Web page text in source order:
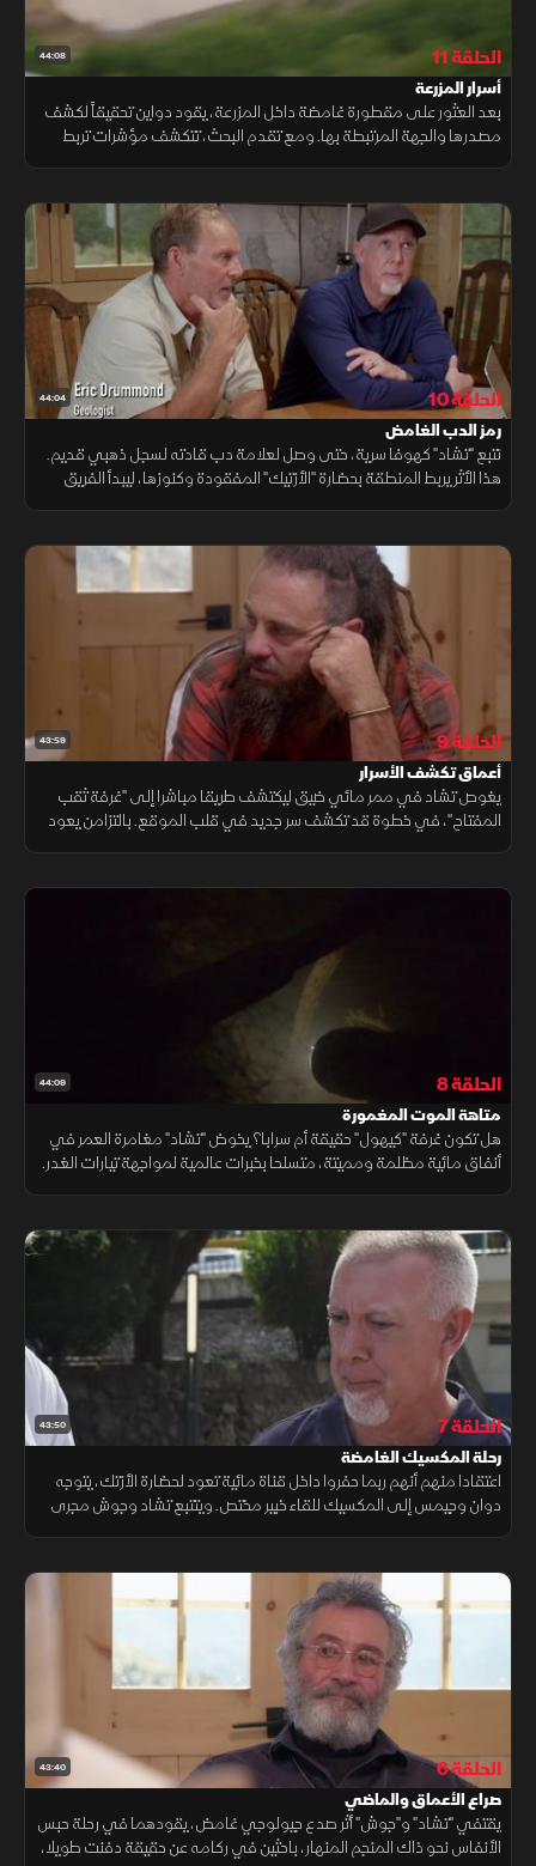
44:08 الحلقة 11
أسرار المزرعة
بعد العثور على مقطورة غامضة داخل المزرعة، يقود دواين تحقيقاً لكشف
مصدرها والجهة المرتبطة بها. ومع تقدم البحث، تتكشف مؤشرات تربط
44:04 الحلقة 10
رمز الدب الغامض
تتبع "تشاد" كهوفا سرية، حتى وصل لعلامة دب قادته لسجل ذهبي قديم.
هذا الأثر يربط المنطقة بحضارة "الأزتيك" المفقودة وكنوزها، ليبدأ الفريق
43:59 الحلقة 9
أعماق تكشف الأسرار
يغوص تشاد في ممر مائي ضيق ليكتشف طريقا مباشرا إلى "غرفة ثقب
المفتاح"، في خطوة قد تكشف سر جديد في قلب الموقع. بالتزامن يعود
44:09 الحلقة 8
متاهة الموت المغمورة
هل تكون غرفة "كيهول" حقيقة أم سرابا؟ يخوض "تشاد" مغامرة العمر في
أنفاق مائية مظلمة ومميتة، متسلحا بخبرات عالمية لمواجهة تيارات الغدر.
43:50 الحلقة 7
رحلة المكسيك الغامضة
اعتقادا منهم أنهم ربما حفروا داخل قناة مائية تعود لحضارة الأزتك، يتوجه
دوان وجيمس إلى المكسيك للقاء خبير مختص. ويتتبع تشاد وجوش مجرى
43:40 الحلقة 6
صراع الأعماق والماضي
يقتفي "تشاد" و"جوش" أثر صدع جيولوجي غامض، يقودهما في رحلة حبس
الأنفاس نحو ذاك المنجم المنهار، باحثين في ركامه عن حقيقة دفنت طويلا،